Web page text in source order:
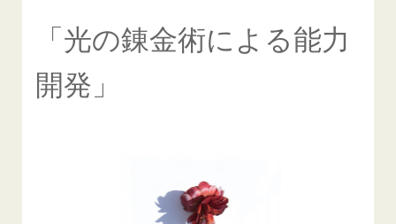
「光の錬金術による能力
開発」